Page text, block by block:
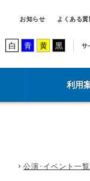
お知らせ よくある質
白 青 黄 黒 サ
利用
公演･イベント一